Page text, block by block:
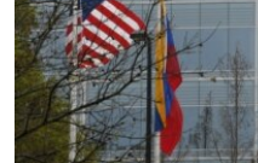
Learning English
СОЦИАЛЬНЫЕ СЕТИ